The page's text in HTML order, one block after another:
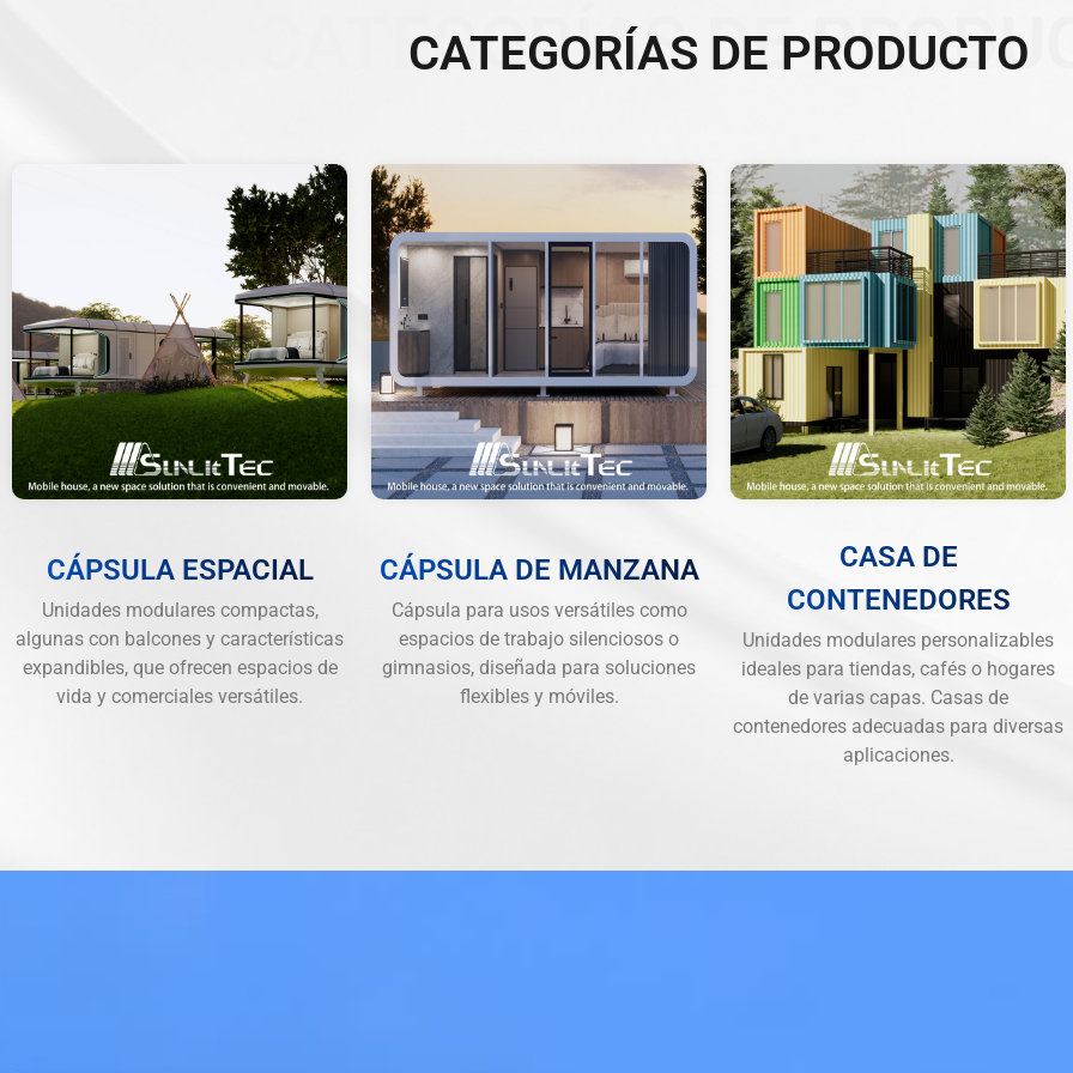
CATEGORÍAS DE
CATEGORÍAS DE PRODUCTO
CÁPSULA ESPACIAL
Unidades modulares compactas,
algunas con balcones y características
expandibles, que ofrecen espacios de
vida y comerciales versátiles.
CÁPSULA DE MANZANA
Cápsula para usos versátiles como
espacios de trabajo silenciosos o
gimnasios, diseñada para soluciones
flexibles y móviles.
CASA DE
CONTENEDORES
Unidades modulares personalizables
ideales para tiendas, cafés o hogares
de varias capas. Casas de
contenedores adecuadas para diversas
aplicaciones.